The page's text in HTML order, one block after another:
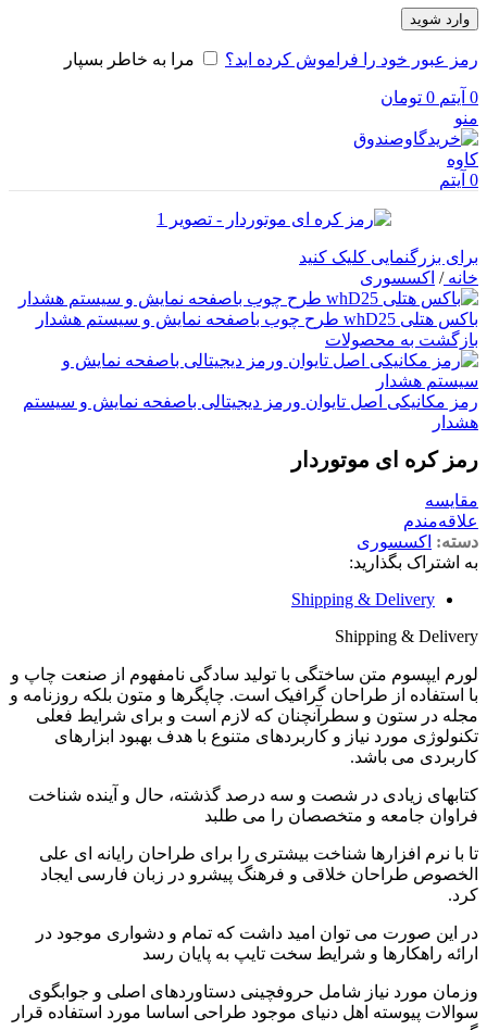
وارد شوید
رمز عبور خود را فراموش کرده اید؟ مرا به خاطر بسپار
0 آیتم 0 تومان
منو
0 آیتم
برای بزرگنمایی کلیک کنید
خانه/ اکسسوری
باکس هتلی whD25 طرح چوب باصفحه نمایش و سیستم هشدار
بازگشت به محصولات
رمز مکانیکی اصل تایوان ورمز دیجیتالی باصفحه نمایش و سیستم
هشدار
رمز کره ای موتوردار
مقایسه
علاقه‌مندم
دسته: اکسسوری
به اشتراک بگذارید:
Shipping & Delivery
Shipping & Delivery
لورم ایپسوم متن ساختگی با تولید سادگی نامفهوم از صنعت چاپ و
با استفاده از طراحان گرافیک است. چاپگرها و متون بلکه روزنامه و
مجله در ستون و سطرآنچنان که لازم است و برای شرایط فعلی
تکنولوژی مورد نیاز و کاربردهای متنوع با هدف بهبود ابزارهای
کاربردی می باشد.
کتابهای زیادی در شصت و سه درصد گذشته، حال و آینده شناخت
فراوان جامعه و متخصصان را می طلبد
تا با نرم افزارها شناخت بیشتری را برای طراحان رایانه ای علی
الخصوص طراحان خلاقی و فرهنگ پیشرو در زبان فارسی ایجاد
کرد.
در این صورت می توان امید داشت که تمام و دشواری موجود در
ارائه راهکارها و شرایط سخت تایپ به پایان رسد
وزمان مورد نیاز شامل حروفچینی دستاوردهای اصلی و جوابگوی
سوالات پیوسته اهل دنیای موجود طراحی اساسا مورد استفاده قرار